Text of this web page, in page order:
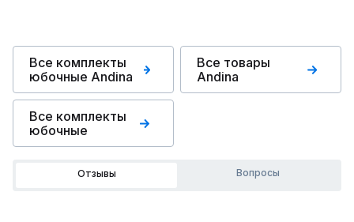
Все комплекты
юбочные Andina
Все товары
Andina
Все комплекты
юбочные
Отзывы Вопросы